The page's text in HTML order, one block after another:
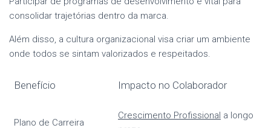
consolidar trajetórias dentro da marca.
Além disso, a cultura organizacional visa criar um ambiente
onde todos se sintam valorizados e respeitados.
Benefício Impacto no Colaborador
Plano de Carreira
Crescimento Profissional a longo